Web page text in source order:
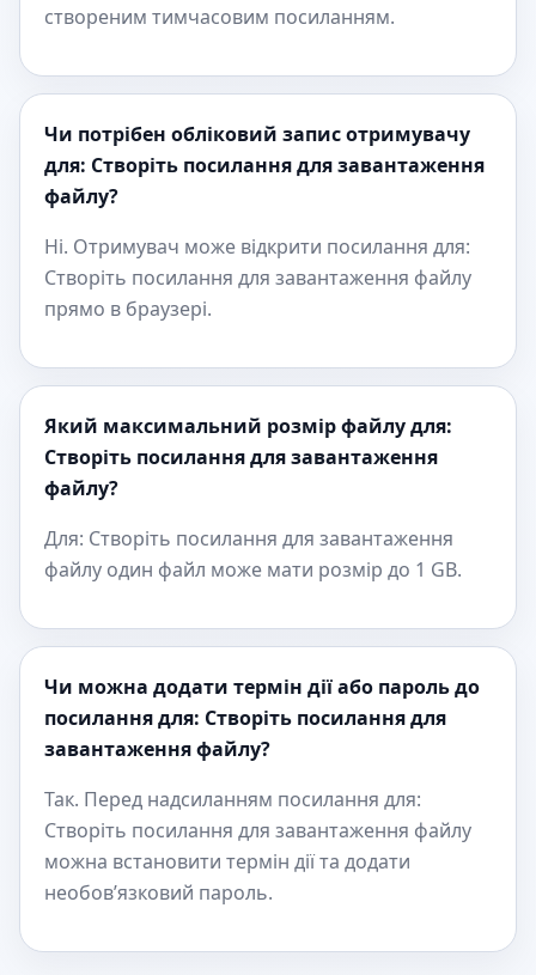
створеним тимчасовим посиланням.
Чи потрібен обліковий запис отримувачу
для: Створіть посилання для завантаження
файлу?
Ні. Отримувач може відкрити посилання для:
Створіть посилання для завантаження файлу
прямо в браузері.
Який максимальний розмір файлу для:
Створіть посилання для завантаження
файлу?
Для: Створіть посилання для завантаження
файлу один файл може мати розмір до 1 GB.
Чи можна додати термін дії або пароль до
посилання для: Створіть посилання для
завантаження файлу?
Так. Перед надсиланням посилання для:
Створіть посилання для завантаження файлу
можна встановити термін дії та додати
необов’язковий пароль.